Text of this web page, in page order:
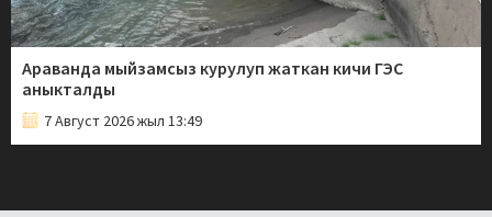
Араванда мыйзамсыз курулуп жаткан кичи ГЭС
аныкталды
7 Август 2026 жыл 13:49